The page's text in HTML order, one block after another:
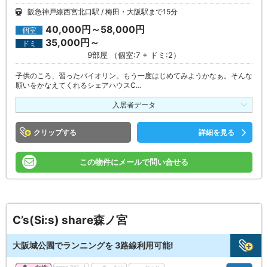
阪急神戸線西宮北口駅
梅田・大阪駅まで15分
個室 40,000円～58,000円
ドミ 35,000円～
9部屋 （個室:7 + ドミ:2）
子供のころ、習ったバイオリン。もう一度はじめてみようかなぁ。そんな
願いをかなえてくれるシェアハウスC…
入居者データ
クリップ 詳細を見る
この物件にメールで問い合せる
C’s(Si:s) share森ノ宮
大阪城公園でランニングを 3路線利用可能!